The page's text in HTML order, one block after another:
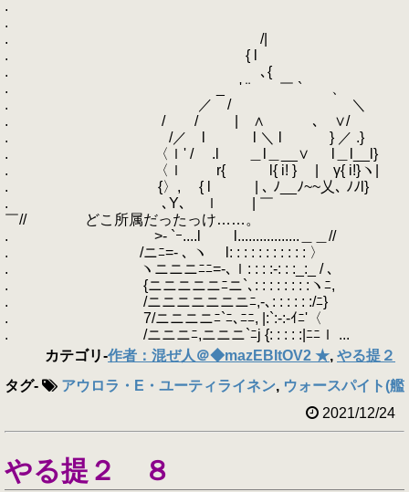
.
.
. /|
. { l
. ､{
. _ ' ¨ ￣ ` 、
. ／ / ＼
. / / | ∧ ､ ∨/
. /／ l l ＼ l } ／ .}
. 〈ｌ' / .l ＿l＿__∨ l＿l__l}
. 〈ｌ r{ l{ i! } | γ{ i!}ヽ|
. {〉, { l | ､ ﾉ__ﾉ~~乂､ ﾉﾉl}
. ､Y､ ｌ | ￣
￣// どこ所属だったっけ……。
. >- `ｰ....l l.................＿＿//
. /ニﾆ=- ､ ヽ l: : : : : : : : : : : 〉
. ヽニニニﾆﾆ=-､ｌ: : : :-: : :_:_ / ､
. {ニニニニニﾆニ`､: : : : : : : :ヽﾆ,
. /ニニニニニニニﾆ,-､: : : : : :/ﾆ}
. 7/ニニニニﾆ`ﾆ､ﾆﾆ, |:`:-:-ｲﾆ'〈
. /ニニニﾆ,ニニニ`ﾆj {: : : : :|ﾆﾆｌ ...
カテゴリ-作者：混ぜ人＠◆mazEBItOV2 ★, やる提２
タグ- アウロラ・E・ユーティライネン, ウォースパイト(艦
2021/12/24
やる提２ ８